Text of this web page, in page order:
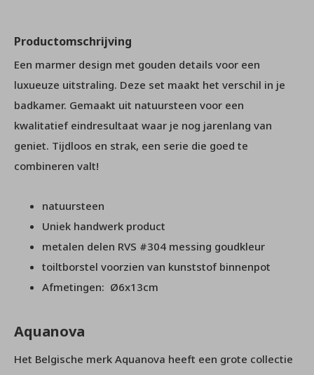
Productomschrijving
Een marmer design met gouden details voor een
luxueuze uitstraling. Deze set maakt het verschil in je
badkamer. Gemaakt uit natuursteen voor een
kwalitatief eindresultaat waar je nog jarenlang van
geniet. Tijdloos en strak, een serie die goed te
combineren valt!
natuursteen
Uniek handwerk product
metalen delen RVS #304 messing goudkleur
toiltborstel voorzien van kunststof binnenpot
Afmetingen: Ø6x13cm
Aquanova
Het Belgische merk Aquanova heeft een grote collectie